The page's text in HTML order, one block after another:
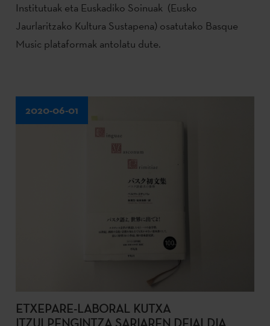
Institutuak eta Euskadiko Soinuak (Eusko
Jaurlaritzako Kultura Sustapena) osatutako Basque
Music plataformak antolatu dute.
2020-06-01
ETXEPARE-LABORAL KUTXA